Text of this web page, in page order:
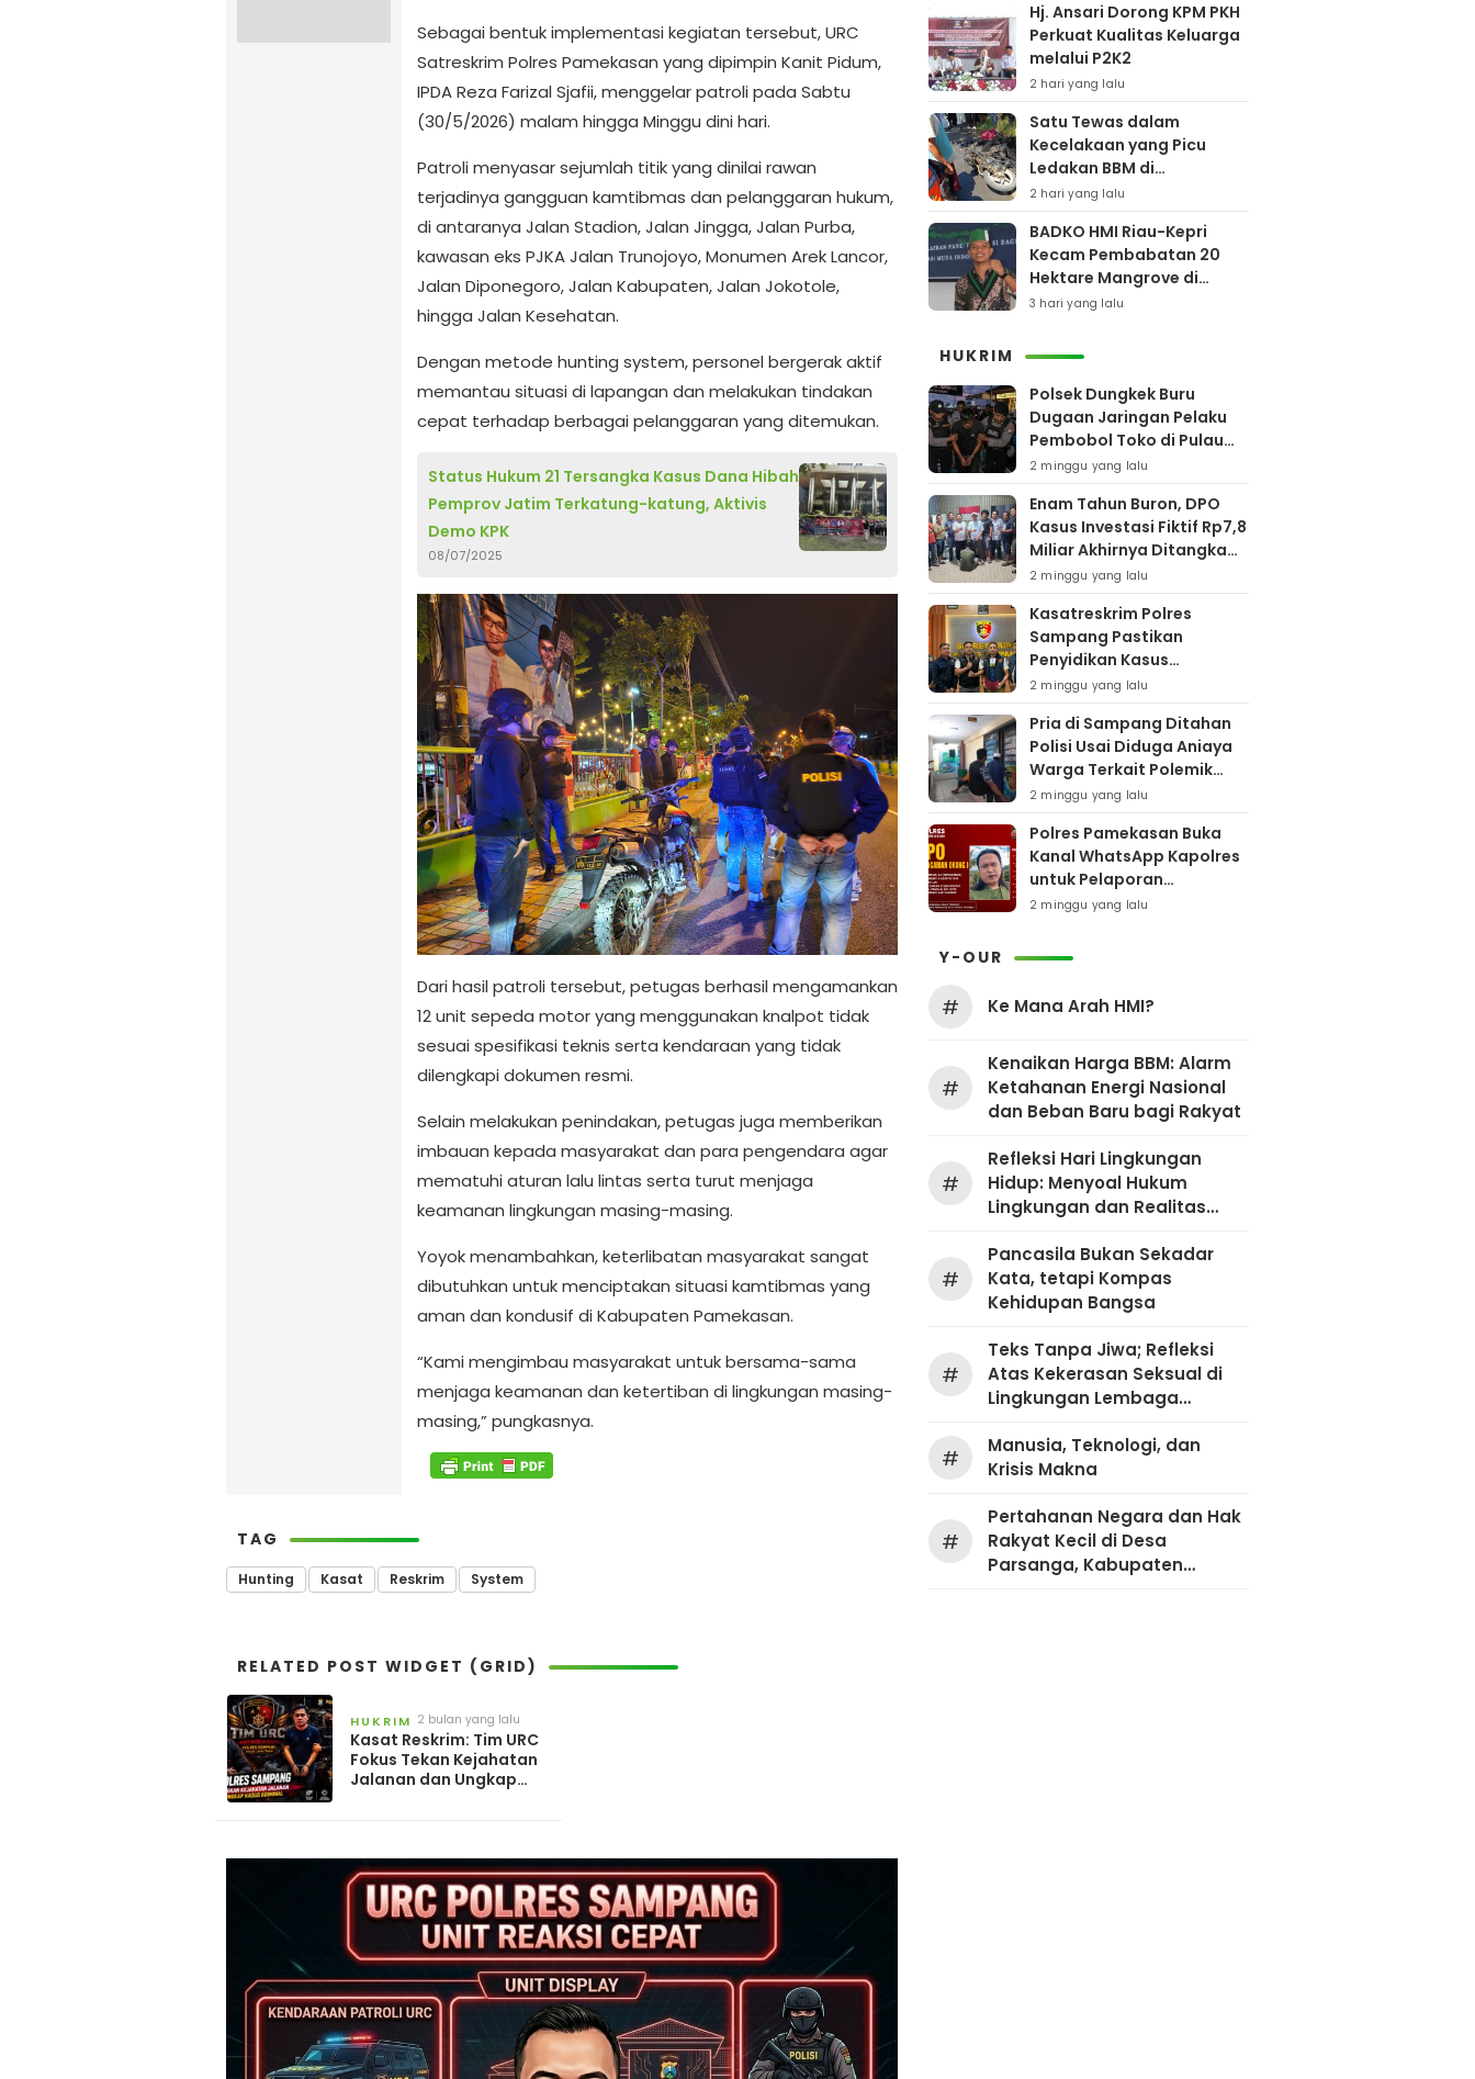
Sebagai bentuk implementasi kegiatan tersebut, URC
Satreskrim Polres Pamekasan yang dipimpin Kanit Pidum,
IPDA Reza Farizal Sjafii, menggelar patroli pada Sabtu
(30/5/2026) malam hingga Minggu dini hari.
Patroli menyasar sejumlah titik yang dinilai rawan
terjadinya gangguan kamtibmas dan pelanggaran hukum,
di antaranya Jalan Stadion, Jalan Jingga, Jalan Purba,
kawasan eks PJKA Jalan Trunojoyo, Monumen Arek Lancor,
Jalan Diponegoro, Jalan Kabupaten, Jalan Jokotole,
hingga Jalan Kesehatan.
Dengan metode hunting system, personel bergerak aktif
memantau situasi di lapangan dan melakukan tindakan
cepat terhadap berbagai pelanggaran yang ditemukan.
Status Hukum 21 Tersangka Kasus Dana Hibah
Pemprov Jatim Terkatung-katung, Aktivis
Demo KPK
08/07/2025
Dari hasil patroli tersebut, petugas berhasil mengamankan
12 unit sepeda motor yang menggunakan knalpot tidak
sesuai spesifikasi teknis serta kendaraan yang tidak
dilengkapi dokumen resmi.
Selain melakukan penindakan, petugas juga memberikan
imbauan kepada masyarakat dan para pengendara agar
mematuhi aturan lalu lintas serta turut menjaga
keamanan lingkungan masing-masing.
Yoyok menambahkan, keterlibatan masyarakat sangat
dibutuhkan untuk menciptakan situasi kamtibmas yang
aman dan kondusif di Kabupaten Pamekasan.
“Kami mengimbau masyarakat untuk bersama-sama
menjaga keamanan dan ketertiban di lingkungan masing-
masing,” pungkasnya.
TAG
Hunting Kasat Reskrim System
RELATED POST WIDGET (GRID)
HUKRIM 2 bulan yang lalu
Kasat Reskrim: Tim URC
Fokus Tekan Kejahatan
Jalanan dan Ungkap
Hj. Ansari Dorong KPM PKH
Perkuat Kualitas Keluarga
melalui P2K2
2 hari yang lalu
Satu Tewas dalam
Kecelakaan yang Picu
Ledakan BBM di
Pamekasan
2 hari yang lalu
BADKO HMI Riau-Kepri
Kecam Pembabatan 20
Hektare Mangrove di
Bengkalis
3 hari yang lalu
HUKRIM
Polsek Dungkek Buru
Dugaan Jaringan Pelaku
Pembobol Toko di Pulau
Gili Iyang
2 minggu yang lalu
Enam Tahun Buron, DPO
Kasus Investasi Fiktif Rp7,8
Miliar Akhirnya Ditangkap
Polres Pamekasan
2 minggu yang lalu
Kasatreskrim Polres
Sampang Pastikan
Penyidikan Kasus
Rudapaksa Anak Berjalan
Sesuai Fakta Hukum
2 minggu yang lalu
Pria di Sampang Ditahan
Polisi Usai Diduga Aniaya
Warga Terkait Polemik
Bansos
2 minggu yang lalu
Polres Pamekasan Buka
Kanal WhatsApp Kapolres
untuk Pelaporan
Keberadaan DPO AEF
2 minggu yang lalu
Y-OUR
# Ke Mana Arah HMI?
#
Kenaikan Harga BBM: Alarm
Ketahanan Energi Nasional
dan Beban Baru bagi Rakyat
#
Refleksi Hari Lingkungan
Hidup: Menyoal Hukum
Lingkungan dan Realitas
#
Pancasila Bukan Sekadar
Kata, tetapi Kompas
Kehidupan Bangsa
#
Teks Tanpa Jiwa; Refleksi
Atas Kekerasan Seksual di
Lingkungan Lembaga
#
Manusia, Teknologi, dan
Krisis Makna
#
Pertahanan Negara dan Hak
Rakyat Kecil di Desa
Parsanga, Kabupaten